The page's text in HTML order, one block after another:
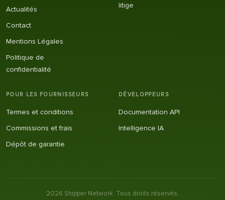
Actualités
Contact
Mentions Légales
Politique de
confidentialité
litige
POUR LES FOURNISSEURS
Termes et conditions
Commissions et frais
Dépôt de garantie
DÉVELOPPEURS
Documentation API
Intelligence IA
2026 Shipper Network. Tous droits réservés.